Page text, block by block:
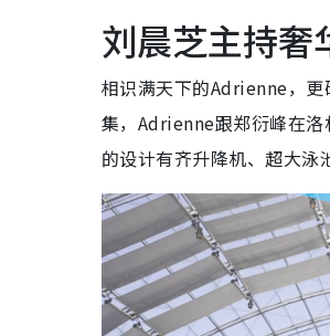
刘晨芝主持奢
相识满天下的Adrienne，
集，Adrienne跟郑衍峰在
的设计有齐升降机、超大泳